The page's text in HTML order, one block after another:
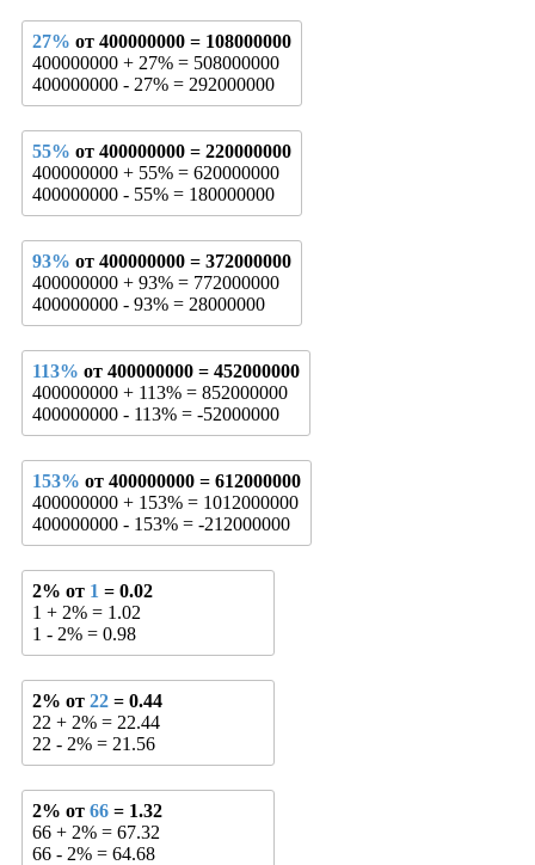
27% от 400000000 = 108000000
400000000 + 27% = 508000000
400000000 - 27% = 292000000
55% от 400000000 = 220000000
400000000 + 55% = 620000000
400000000 - 55% = 180000000
93% от 400000000 = 372000000
400000000 + 93% = 772000000
400000000 - 93% = 28000000
113% от 400000000 = 452000000
400000000 + 113% = 852000000
400000000 - 113% = -52000000
153% от 400000000 = 612000000
400000000 + 153% = 1012000000
400000000 - 153% = -212000000
2% от 1 = 0.02
1 + 2% = 1.02
1 - 2% = 0.98
2% от 22 = 0.44
22 + 2% = 22.44
22 - 2% = 21.56
2% от 66 = 1.32
66 + 2% = 67.32
66 - 2% = 64.68